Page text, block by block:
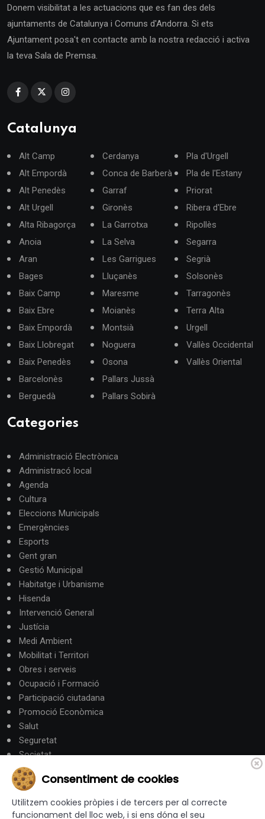
Donem visibilitat a les actuacions que es fan des dels
ajuntaments de Catalunya i Comuns d'Andorra. Si ets
Ajuntament posa't en contacte amb la nostra redacció i activa
la teva Sala de Premsa.
Catalunya
Alt Camp
Alt Empordà
Alt Penedès
Alt Urgell
Alta Ribagorça
Anoia
Aran
Bages
Baix Camp
Baix Ebre
Baix Empordà
Baix Llobregat
Baix Penedès
Barcelonès
Berguedà
Cerdanya
Conca de Barberà
Garraf
Gironès
La Garrotxa
La Selva
Les Garrigues
Lluçanès
Maresme
Moianès
Montsià
Noguera
Osona
Pallars Jussà
Pallars Sobirà
Pla d'Urgell
Pla de l'Estany
Priorat
Ribera d'Ebre
Ripollès
Segarra
Segrià
Solsonès
Tarragonès
Terra Alta
Urgell
Vallès Occidental
Vallès Oriental
Categories
Administració Electrònica
Administracó local
Agenda
Cultura
Eleccions Municipals
Emergències
Esports
Gent gran
Gestió Municipal
Habitatge i Urbanisme
Hisenda
Intervenció General
Justícia
Medi Ambient
Mobilitat i Territori
Obres i serveis
Ocupació i Formació
Participació ciutadana
Promoció Econòmica
Salut
Seguretat
Societat
Turisme
Altres Canals
Consentiment de cookies
Utilitzem cookies pròpies i de tercers per al correcte
funcionament del lloc web, i si ens dóna el seu